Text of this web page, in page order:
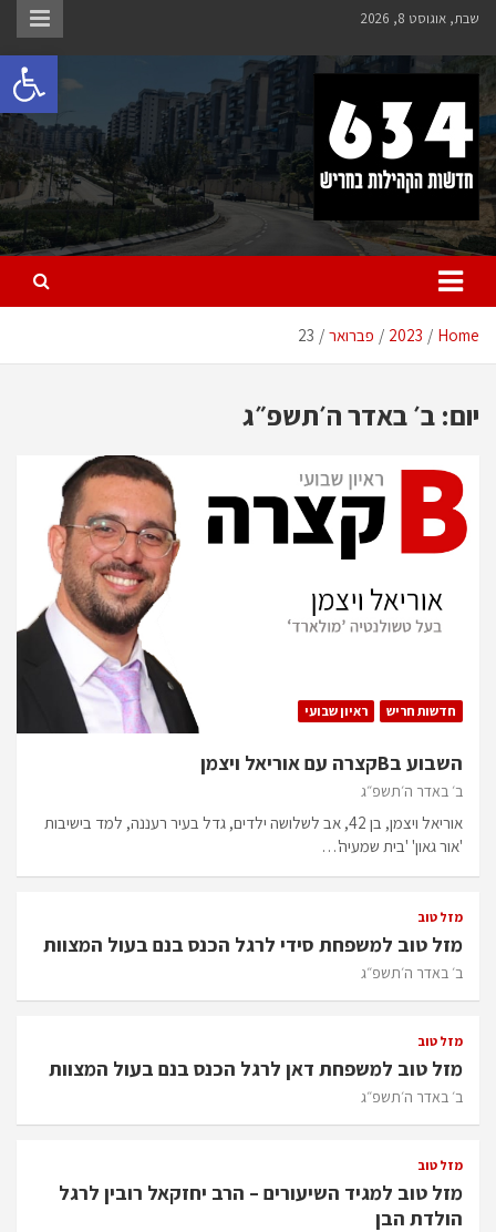
Skip
content
שבת, אוגוסט 8, 2026
חריש 634
חדשות הקהילות בחריש
Home
2023 פברואר 23
יום: ב׳ באדר ה׳תשפ״ג
חדשות חריש ראיון שבועי
השבוע בBקצרה עם אוריאל ויצמן
ב׳ באדר ה׳תשפ״ג
אוריאל ויצמן, בן 42, אב לשלושה ילדים, גדל בעיר רעננה, למד בישיבות
'אור גאון' 'בית שמעיה'…
מזל טוב
מזל טוב למשפחת סידי לרגל הכנס בנם בעול המצוות
ב׳ באדר ה׳תשפ״ג
מזל טוב
מזל טוב למשפחת דאן לרגל הכנס בנם בעול המצוות
ב׳ באדר ה׳תשפ״ג
מזל טוב
מזל טוב למגיד השיעורים – הרב יחזקאל רובין לרגל
הולדת הבן